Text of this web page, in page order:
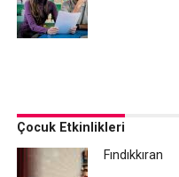
Çocuk Etkinlikleri
Fındıkkıran